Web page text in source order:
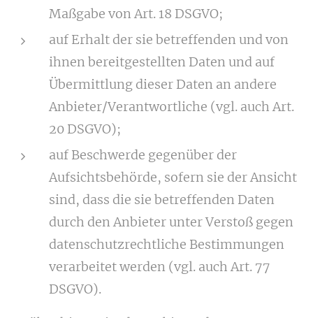
Maßgabe von Art. 18 DSGVO;
auf Erhalt der sie betreffenden und von
ihnen bereitgestellten Daten und auf
Übermittlung dieser Daten an andere
Anbieter/Verantwortliche (vgl. auch Art.
20 DSGVO);
auf Beschwerde gegenüber der
Aufsichtsbehörde, sofern sie der Ansicht
sind, dass die sie betreffenden Daten
durch den Anbieter unter Verstoß gegen
datenschutzrechtliche Bestimmungen
verarbeitet werden (vgl. auch Art. 77
DSGVO).